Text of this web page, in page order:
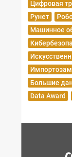
Цифровая
Рунет
Машинное
Большие
Data Award